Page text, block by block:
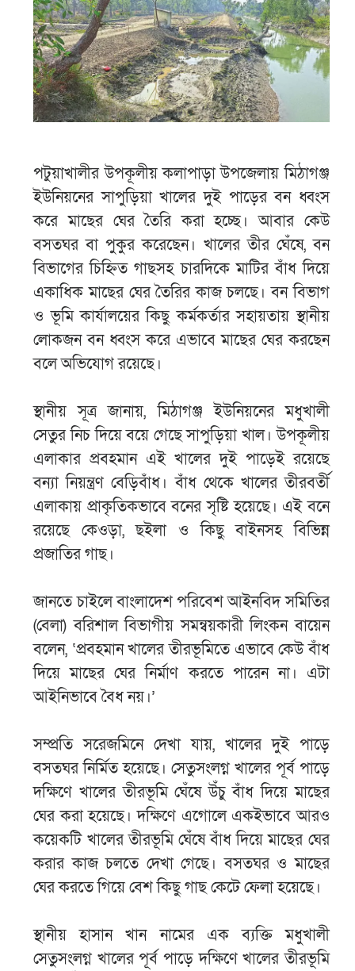
পটুয়াখালীর উপকূলীয় কলাপাড়া উপজেলায় মিঠাগঞ্জ
ইউনিয়নের সাপুড়িয়া খালের দুই পাড়ের বন ধ্বংস
করে মাছের ঘের তৈরি করা হচ্ছে। আবার কেউ
বসতঘর বা পুকুর করেছেন। খালের তীর ঘেঁষে, বন
বিভাগের চিহ্নিত গাছসহ চারদিকে মাটির বাঁধ দিয়ে
একাধিক মাছের ঘের তৈরির কাজ চলছে। বন বিভাগ
ও ভূমি কার্যালয়ের কিছু কর্মকর্তার সহায়তায় স্থানীয়
লোকজন বন ধ্বংস করে এভাবে মাছের ঘের করছেন
বলে অভিযোগ রয়েছে।
স্থানীয় সূত্র জানায়, মিঠাগঞ্জ ইউনিয়নের মধুখালী
সেতুর নিচ দিয়ে বয়ে গেছে সাপুড়িয়া খাল। উপকূলীয়
এলাকার প্রবহমান এই খালের দুই পাড়েই রয়েছে
বন্যা নিয়ন্ত্রণ বেড়িবাঁধ। বাঁধ থেকে খালের তীরবর্তী
এলাকায় প্রাকৃতিকভাবে বনের সৃষ্টি হয়েছে। এই বনে
রয়েছে কেওড়া, ছইলা ও কিছু বাইনসহ বিভিন্ন
প্রজাতির গাছ।
জানতে চাইলে বাংলাদেশ পরিবেশ আইনবিদ সমিতির
(বেলা) বরিশাল বিভাগীয় সমন্বয়কারী লিংকন বায়েন
বলেন, ‘প্রবহমান খালের তীরভূমিতে এভাবে কেউ বাঁধ
দিয়ে মাছের ঘের নির্মাণ করতে পারেন না। এটা
আইনিভাবে বৈধ নয়।’
সম্প্রতি সরেজমিনে দেখা যায়, খালের দুই পাড়ে
বসতঘর নির্মিত হয়েছে। সেতুসংলগ্ন খালের পূর্ব পাড়ে
দক্ষিণে খালের তীরভূমি ঘেঁষে উঁচু বাঁধ দিয়ে মাছের
ঘের করা হয়েছে। দক্ষিণে এগোলে একইভাবে আরও
কয়েকটি খালের তীরভূমি ঘেঁষে বাঁধ দিয়ে মাছের ঘের
করার কাজ চলতে দেখা গেছে। বসতঘর ও মাছের
ঘের করতে গিয়ে বেশ কিছু গাছ কেটে ফেলা হয়েছে।
স্থানীয় হাসান খান নামের এক ব্যক্তি মধুখালী
সেতুসংলগ্ন খালের পূর্ব পাড়ে দক্ষিণে খালের তীরভূমি